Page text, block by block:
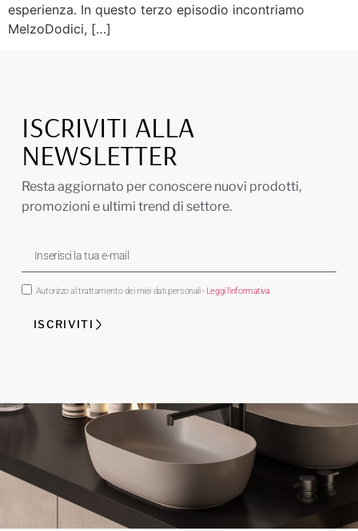
esperienza. In questo terzo episodio incontriamo
MelzoDodici, […]
ISCRIVITI ALLA
NEWSLETTER
Resta aggiornato per conoscere nuovi prodotti,
promozioni e ultimi trend di settore.
Autorizzo al trattamento dei miei dati personali- Leggi l'informativa
ISCRIVITI